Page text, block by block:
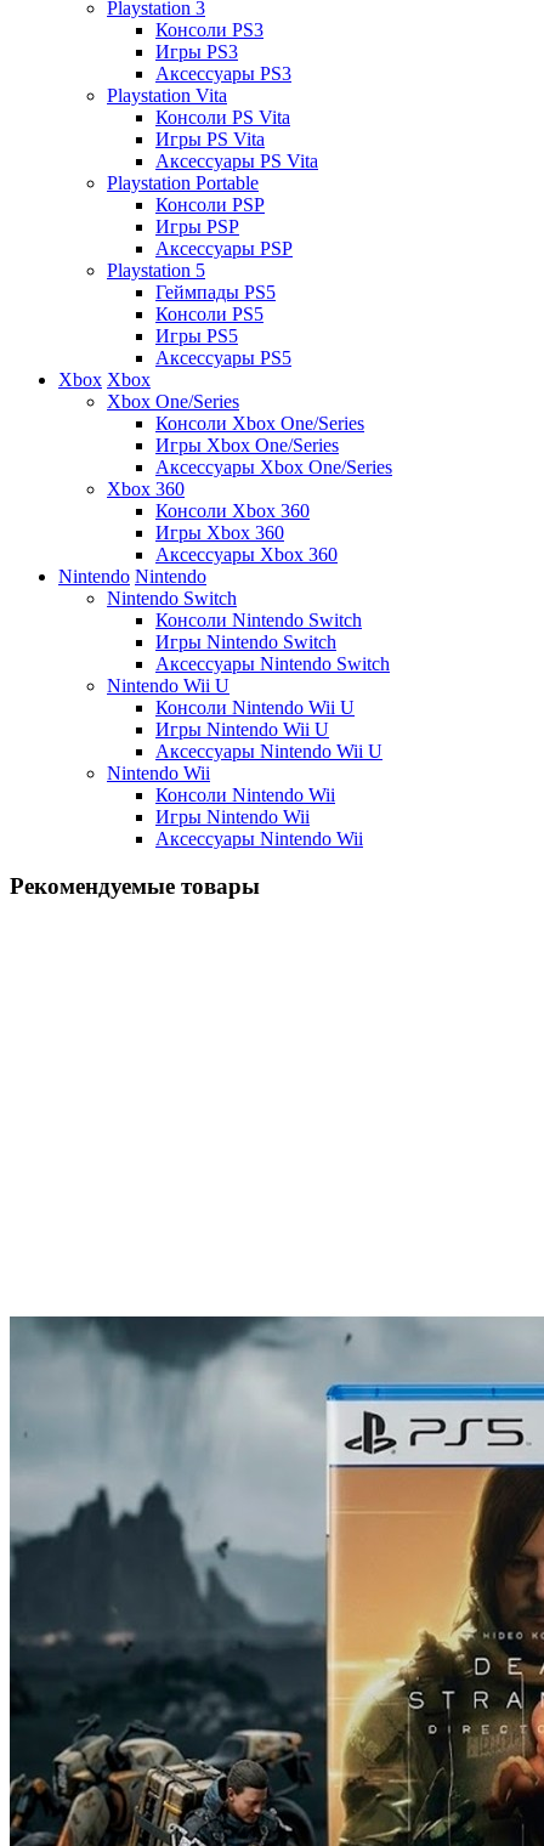
Playstation 3
Консоли PS3
Игры PS3
Аксессуары PS3
Playstation Vita
Консоли PS Vita
Игры PS Vita
Аксессуары PS Vita
Playstation Portable
Консоли PSP
Игры PSP
Аксессуары PSP
Playstation 5
Геймпады PS5
Консоли PS5
Игры PS5
Аксессуары PS5
Xbox Xbox
Xbox One/Series
Консоли Xbox One/Series
Игры Xbox One/Series
Аксессуары Xbox One/Series
Xbox 360
Консоли Xbox 360
Игры Xbox 360
Аксессуары Xbox 360
Nintendo Nintendo
Nintendo Switch
Консоли Nintendo Switch
Игры Nintendo Switch
Аксессуары Nintendo Switch
Nintendo Wii U
Консоли Nintendo Wii U
Игры Nintendo Wii U
Аксессуары Nintendo Wii U
Nintendo Wii
Консоли Nintendo Wii
Игры Nintendo Wii
Аксессуары Nintendo Wii
Рекомендуемые товары